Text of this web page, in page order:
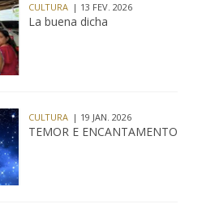
CULTURA | 13 FEV. 2026
La buena dicha
CULTURA | 19 JAN. 2026
TEMOR E ENCANTAMENTO